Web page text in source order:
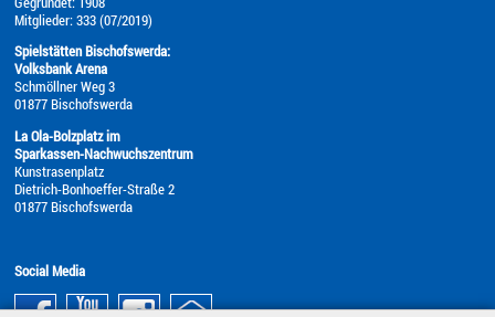
Mitglieder: 333 (07/2019)
Spielstätten Bischofswerda:
Volksbank Arena
Schmöllner Weg 3
01877 Bischofswerda
La Ola-Bolzplatz im
Sparkassen-Nachwuchszentrum
Kunstrasenplatz
Dietrich-Bonhoeffer-Straße 2
01877 Bischofswerda
Social Media